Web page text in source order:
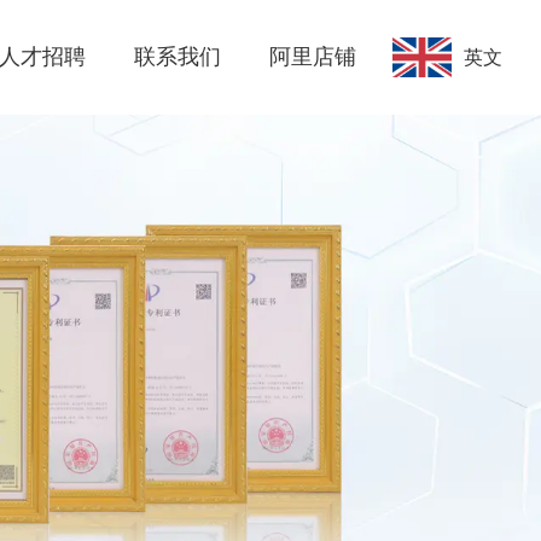
才招聘 联系我们 阿里店铺 英文